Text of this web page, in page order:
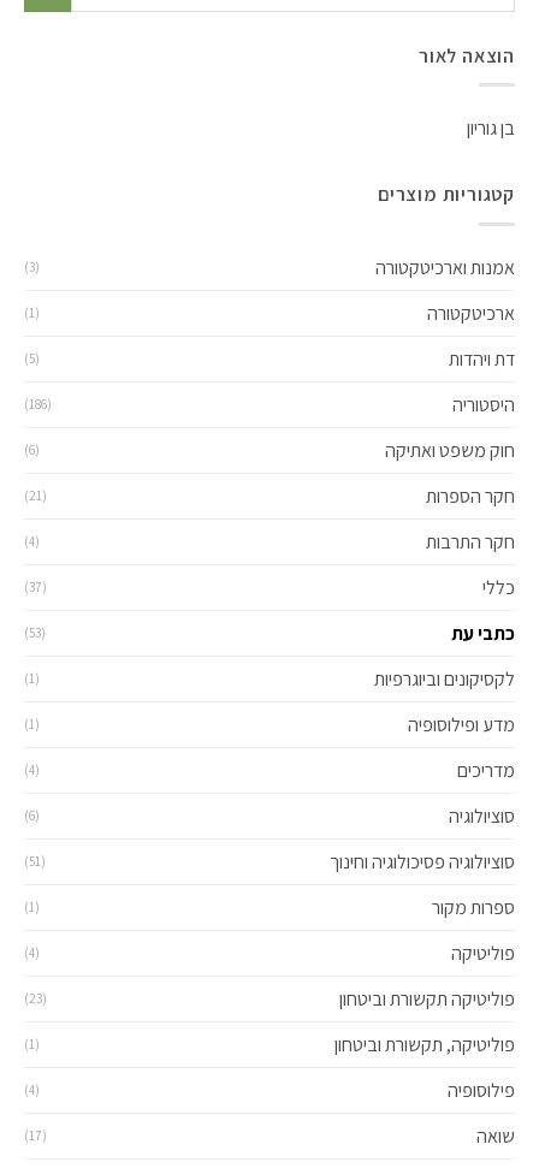
הוצאה לאור
בן גוריון
קטגוריות מוצרים
אמנות וארכיטקטורה (3)
ארכיטקטורה (1)
דת ויהדות (5)
היסטוריה (186)
חוק משפט ואתיקה (6)
חקר הספרות (21)
חקר התרבות (4)
כללי (37)
כתבי עת (53)
לקסיקונים וביוגרפיות (1)
מדע ופילוסופיה (1)
מדריכים (4)
סוציולוגיה (6)
סוציולוגיה פסיכולוגיה וחינוך (51)
ספרות מקור (1)
פוליטיקה (4)
פוליטיקה תקשורת וביטחון (23)
פוליטיקה, תקשורת וביטחון (1)
פילוסופיה (4)
שואה (17)